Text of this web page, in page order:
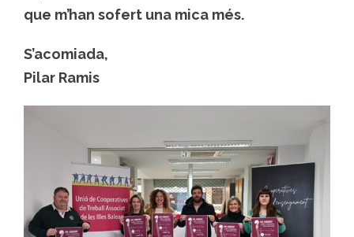
que m’han sofert una mica més.
S’acomiada,
Pilar Ramis